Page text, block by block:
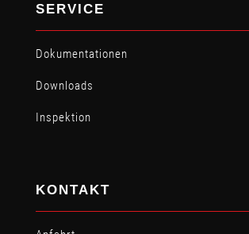
SERVICE
Dokumentationen
Downloads
Inspektion
KONTAKT